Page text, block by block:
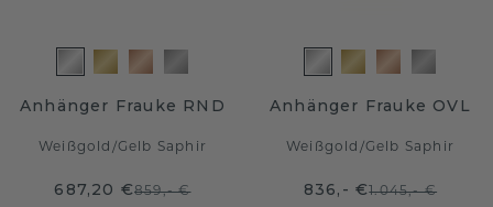
Anhänger Frauke RND
Weißgold /Gelb Saphir
687,20 €859,- €
Anhänger Frauke OVL
Weißgold /Gelb Saphir
836,- €1.045,- €